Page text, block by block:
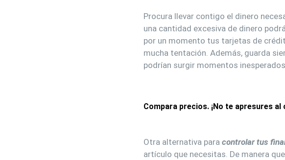
Procura llevar contigo el dinero
una cantidad excesiva de dinero
por un momento tus tarjetas de
mucha tentación. Además, guarda
podrían surgir momentos
Compara precios. ¡No te apresures al
Otra alternativa para controlar tus
artículo que necesitas. De manera